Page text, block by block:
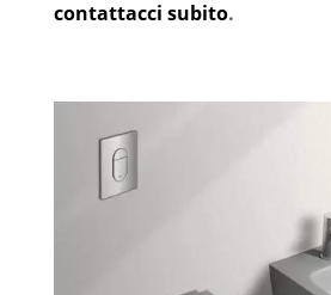
contattacci subito.